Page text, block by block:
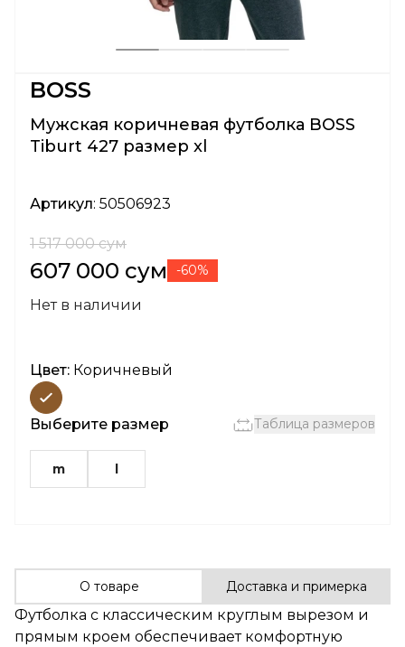
BOSS
Мужская коричневая футболка BOSS
Tiburt 427 размер xl
Артикул: 50506923
1 517 000 сум
607 000 сум -60%
Нет в наличии
Цвет: Коричневый
Выберите размер Таблица размеров
m l
О товаре Доставка и примерка
Футболка с классическим круглым вырезом и
прямым кроем обеспечивает комфортную